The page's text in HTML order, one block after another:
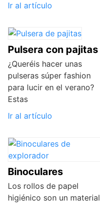
Ir al artículo
Pulsera con pajitas
¿Queréis hacer unas
pulseras súper fashion
para lucir en el verano?
Estas
Ir al artículo
Binoculares
Los rollos de papel
higiénico son un material